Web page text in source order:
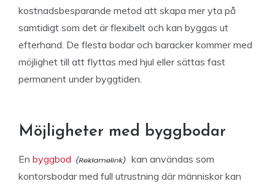
kostnadsbesparande metod att skapa mer yta på
samtidigt som det är flexibelt och kan byggas ut
efterhand. De flesta bodar och baracker kommer med
möjlighet till att flyttas med hjul eller sättas fast
permanent under byggtiden.
Möjligheter med byggbodar
En byggbod
kan användas som
kontorsbodar med full utrustning där människor kan